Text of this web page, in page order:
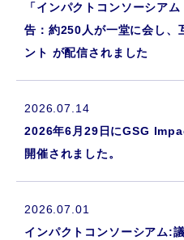
「インパクトコンソーシア
告：約250人が一堂に会し、
ント が配信されました
2026.07.14
2026年6月29日にGSG
開催されました。
2026.07.01
インパクトコンソーシアム: